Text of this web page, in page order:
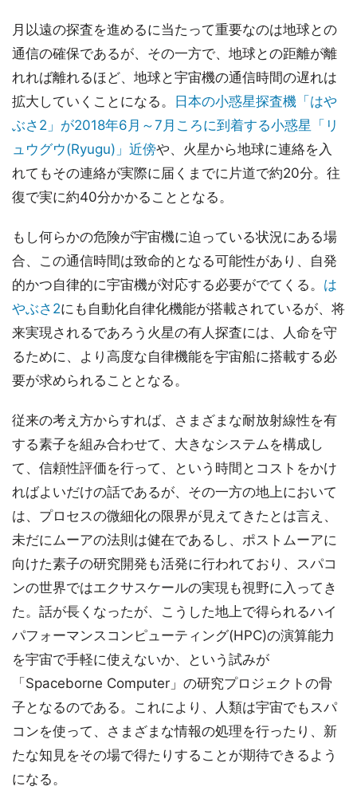
月以遠の探査を進めるに当たって重要なのは地球との
通信の確保であるが、その一方で、地球との距離が離
れれば離れるほど、地球と宇宙機の通信時間の遅れは
拡大していくことになる。
日本の小惑星探査機「はや
ぶさ2」が2018年6月～7月ころに到着する小惑星「リ
ュウグウ(Ryugu)」近傍や、火星から地球に連絡を入
れてもその連絡が実際に届くまでに片道で約20分。往
復で実に約40分かかることとなる。
もし何らかの危険が宇宙機に迫っている状況にある場
合、この通信時間は致命的となる可能性があり、自発
的かつ自律的に宇宙機が対応する必要がでてくる。 は
やぶさ2にも自動化自律化機能が搭載されているが、将
来実現されるであろう火星の有人探査には、人命を守
るために、より高度な自律機能を宇宙船に搭載する必
要が求められることとなる。
従来の考え方からすれば、さまざまな耐放射線性を有
する素子を組み合わせて、大きなシステムを構成し
て、信頼性評価を行って、という時間とコストをかけ
ればよいだけの話であるが、その一方の地上において
は、プロセスの微細化の限界が見えてきたとは言え、
未だにムーアの法則は健在であるし、ポストムーアに
向けた素子の研究開発も活発に行われており、スパコ
ンの世界ではエクサスケールの実現も視野に入ってき
た。話が長くなったが、こうした地上で得られるハイ
パフォーマンスコンピューティング(HPC)の演算能力
を宇宙で手軽に使えないか、という試みが
「Spaceborne Computer」の研究プロジェクトの骨
子となるのである。これにより、人類は宇宙でもスパ
コンを使って、さまざまな情報の処理を行ったり、新
たな知見をその場で得たりすることが期待できるよう
になる。